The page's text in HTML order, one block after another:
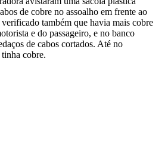
de cobre no assoalho em frente ao
também que havia mais cobre
e do passageiro, e no banco
de cabos cortados. Até no
cobre.